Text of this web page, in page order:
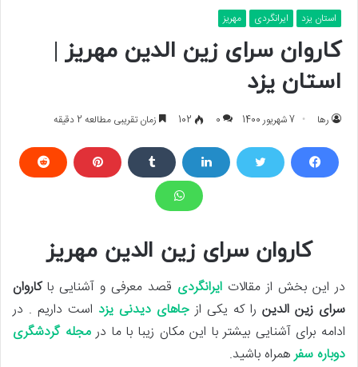
استان یزد ایرانگردی مهریز
کاروان سرای زین الدین مهریز |
استان یزد
رها 7 شهریور 1400 0
102 زمان تقریبی مطالعه 2 دقیقه
کاروان سرای زین الدین مهریز
در این بخش از مقالات ایرانگردی قصد معرفی و آشنایی باکاروان
سرای زین الدین را که یکی از جاهای دیدنی یزد است داریم . در
ادامه برای آشنایی بیشتر با این مکان زیبا با ما درمجله گردشگری
دوباره سفرهمراه باشید.